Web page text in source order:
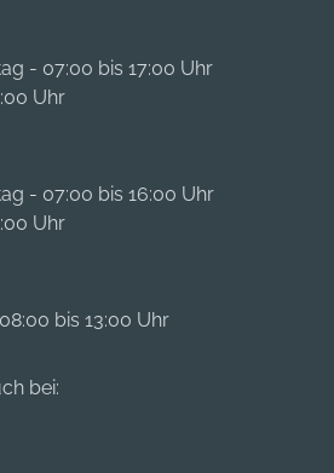
- 07:00 bis 17:00 Uhr
Uhr
- 07:00 bis 16:00 Uhr
Uhr
bis 13:00 Uhr
bei: